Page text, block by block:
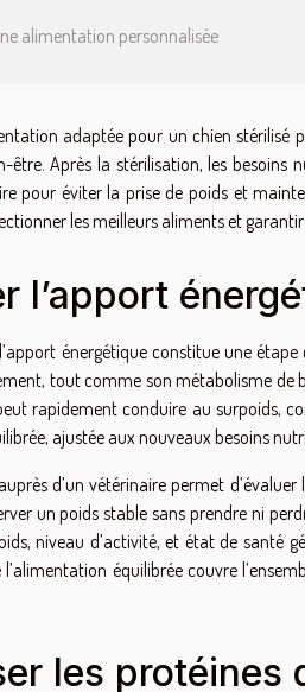
alimentation personnalisée
adaptée pour un chien stérilisé
être. Après la stérilisation, les besoins
pour éviter la prise de poids et
les meilleurs aliments et
l’apport
énergétique constitue une
tout comme son métabolisme de
rapidement conduire au surpoids,
ajustée aux nouveaux besoins
d’un vétérinaire permet
un poids stable sans prendre ni
niveau d’activité, et état de santé
équilibrée couvre
les protéines